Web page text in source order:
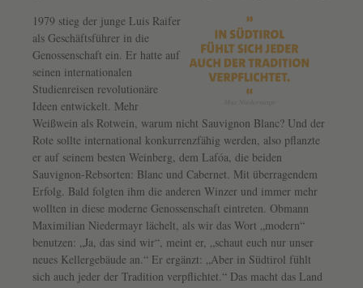
1979 stieg der junge Luis Raifer
als Geschäftsführer in die
Genossenschaft ein. Er hatte auf
seinen internationalen
Studienreisen revolutionäre
Ideen entwickelt. Mehr
Weißwein als Rotwein, warum nicht Sauvignon Blanc? Und der
Rote sollte international konkurrenzfähig werden, also pflanzte
er auf seinem besten Weinberg, dem Lafóa, die beiden
Sauvignon-Rebsorten: Blanc und Cabernet. Mit überragendem
Erfolg. Bald folgten ihm die anderen Winzer und immer mehr
wollten in diese moderne Genossenschaft eintreten. Obmann
Maximilian Niedermayr lächelt, als wir das Wort „modern“
benutzen: „Ja, das sind wir“, meint er, „schaut euch nur unser
neues Kellergebäude an.“ Er ergänzt: „Aber in Südtirol fühlt
sich auch jeder der Tradition verpflichtet.“ Das macht das Land